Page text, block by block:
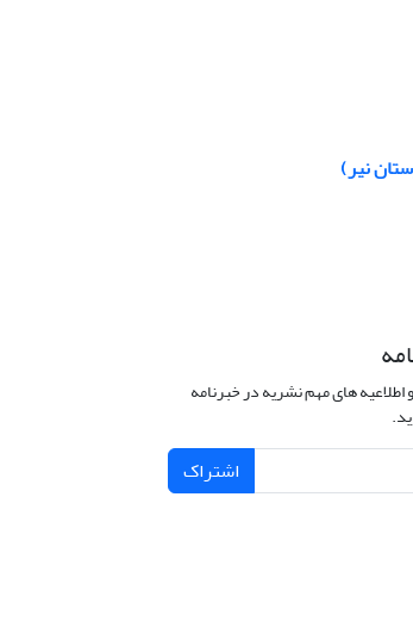
نیر)
اطلاعیه های مهم نشریه در خبرنامه
اشتراک